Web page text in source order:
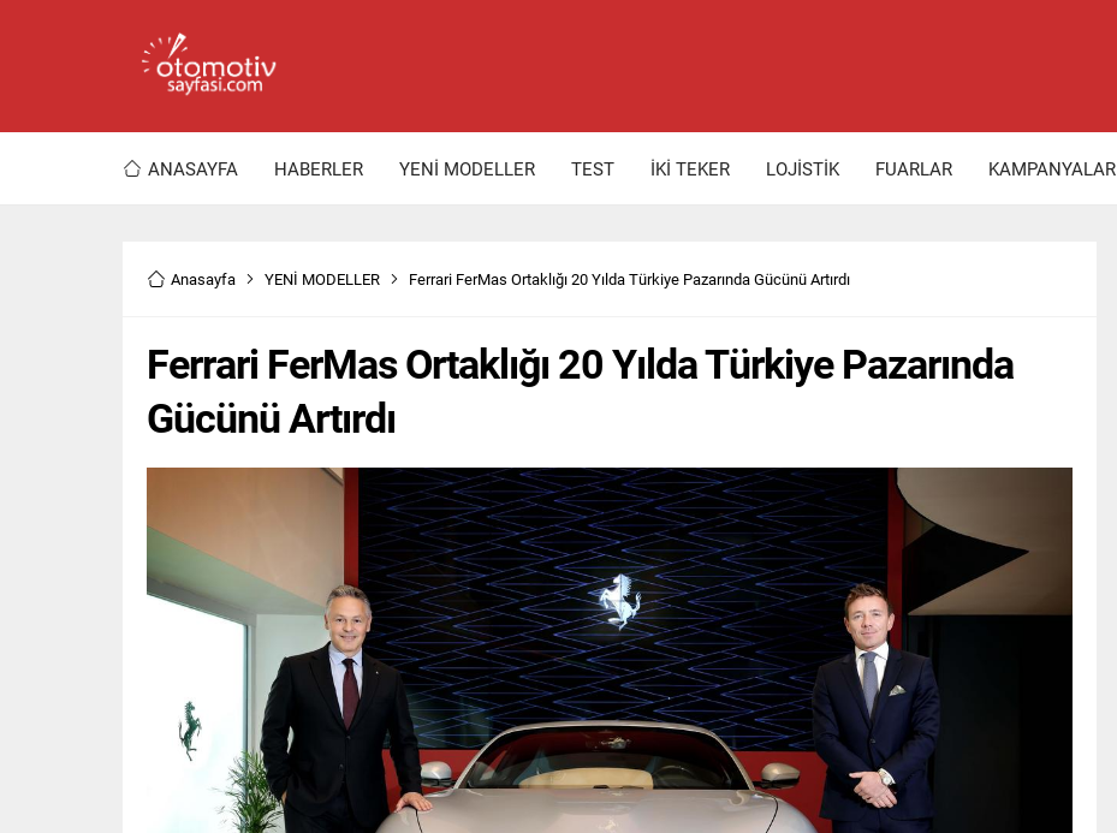
ANASAYFA HABERLER YENİ MODELLER TEST İKİ TEKER LOJİSTİK FUARLAR KAMPANYALAR
Anasayfa YENİ MODELLER Ferrari FerMas Ortaklığı 20 Yılda Türkiye Pazarında Gücünü Artırdı
Ferrari FerMas Ortaklığı 20 Yılda Türkiye Pazarında
Gücünü Artırdı